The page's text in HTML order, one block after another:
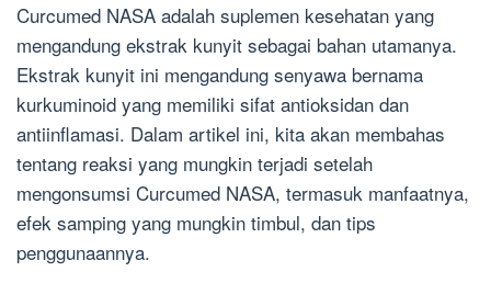
Curcumed NASA adalah suplemen kesehatan yang
mengandung ekstrak kunyit sebagai bahan utamanya.
Ekstrak kunyit ini mengandung senyawa bernama
kurkuminoid yang memiliki sifat antioksidan dan
antiinflamasi. Dalam artikel ini, kita akan membahas
tentang reaksi yang mungkin terjadi setelah
mengonsumsi Curcumed NASA, termasuk manfaatnya,
efek samping yang mungkin timbul, dan tips
penggunaannya.